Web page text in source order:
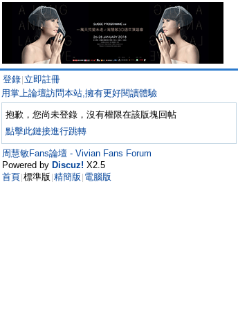
登錄 立即註冊
用掌上論壇訪問本站,擁有更好閱讀體驗
抱歉，您尚未登錄，沒有權限在該版塊回帖
點擊此鏈接進行跳轉
周慧敏Fans論壇 - Vivian Fans Forum
Powered by Discuz! X2.5
首頁 標準版 精簡版 電腦版